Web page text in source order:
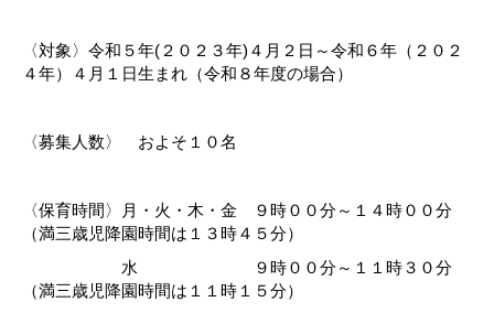
〈対象〉令和５年( ２０２３年) ４月２日～令和６年（２０２
４年）４月１日生まれ（令和８年度の場合）
〈募集人数〉 およそ１０名
〈保育時間〉月・火・木・金 ９時００分～１４時００分
（満三歳児降園時間は１３時４５分）
水
９時００分～１１時３０分
（満三歳児降園時間は１１時１５分）